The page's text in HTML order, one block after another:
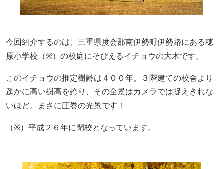
今回紹介するのは、三重県度会郡南伊勢町伊勢路にある穂
原小学校 （※） の校庭にそびえるイチョウの大木です。
このイチョウの推定樹齢は４００年。 ３階建ての校舎より
遥かに高い樹高を誇り、その全景はカメラでは捉えきれな
いほど。 まさに圧巻の光景です！
（※）平成２６年に閉校となっています。